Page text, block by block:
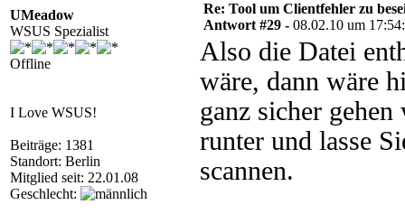
UMeadow
WSUS Spezialist
Offline
I Love WSUS!
Beiträge: 1381
Standort: Berlin
Mitglied seit: 22.01.08
Geschlecht:
Re: Tool um Clientfehler zu
Antwort #29 - 08.02.10 um
Also die Datei
wäre, dann wäre
ganz sicher
runter und lasse
scannen.